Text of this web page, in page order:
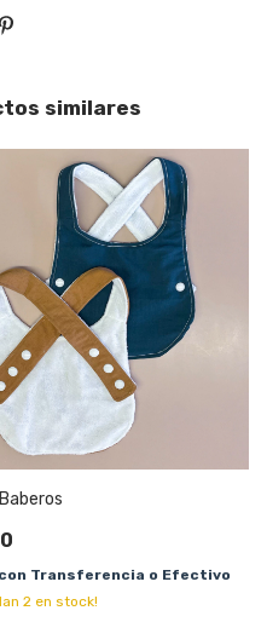
similares
con Transferencia o Efectivo
2 en stock!